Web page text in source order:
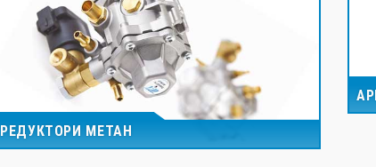
РЕДУКТОРИ МЕТАН